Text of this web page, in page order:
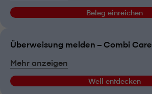
Beleg einreichen
Überweisung melden – Combi Care
Mehr anzeigen
Well entdecken